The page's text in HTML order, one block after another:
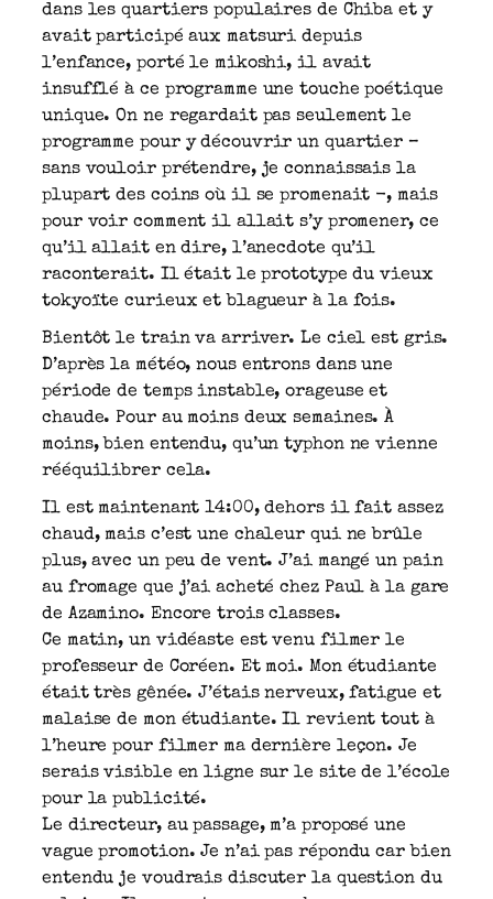
dans les quartiers populaires de Chiba et y
avait participé aux matsuri depuis
l’enfance, porté le mikoshi, il avait
insufflé à ce programme une touche poétique
unique. On ne regardait pas seulement le
programme pour y découvrir un quartier –
sans vouloir prétendre, je connaissais la
plupart des coins où il se promenait -, mais
pour voir comment il allait s’y promener, ce
qu’il allait en dire, l’anecdote qu’il
raconterait. Il était le prototype du vieux
tokyoïte curieux et blagueur à la fois.
Bientôt le train va arriver. Le ciel est gris.
D’après la météo, nous entrons dans une
période de temps instable, orageuse et
chaude. Pour au moins deux semaines. À
moins, bien entendu, qu’un typhon ne vienne
rééquilibrer cela.
Il est maintenant 14:00, dehors il fait assez
chaud, mais c’est une chaleur qui ne brûle
plus, avec un peu de vent. J’ai mangé un pain
au fromage que j’ai acheté chez Paul à la gare
de Azamino. Encore trois classes.
Ce matin, un vidéaste est venu filmer le
professeur de Coréen. Et moi. Mon étudiante
était très gênée. J’étais nerveux, fatigue et
malaise de mon étudiante. Il revient tout à
l’heure pour filmer ma dernière leçon. Je
serais visible en ligne sur le site de l’école
pour la publicité.
Le directeur, au passage, m’a proposé une
vague promotion. Je n’ai pas répondu car bien
entendu je voudrais discuter la question du